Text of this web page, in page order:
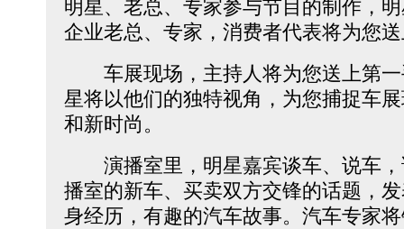
明星、老总、专家参与节目的制作，
企业老总、专家，消费者代表将为您
车展现场，主持人将为您送上第一
星将以他们的独特视角，为您捕捉车
和新时尚。
演播室里，明星嘉宾谈车、说车，
播室的新车、买卖双方交锋的话题，
身经历，有趣的汽车故事。汽车专家